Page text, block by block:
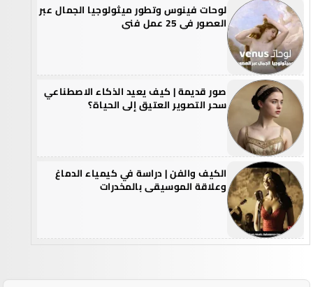
لوحات فينوس وتطور ميثولوجيا الجمال عبر
العصور في 25 عمل فني
صور قديمة | كيف يعيد الذكاء الاصطناعي
سحر التصوير العتيق إلى الحياة؟
الكيف والفن | دراسة في كيمياء الدماغ
وعلاقة الموسيقى بالمخدرات